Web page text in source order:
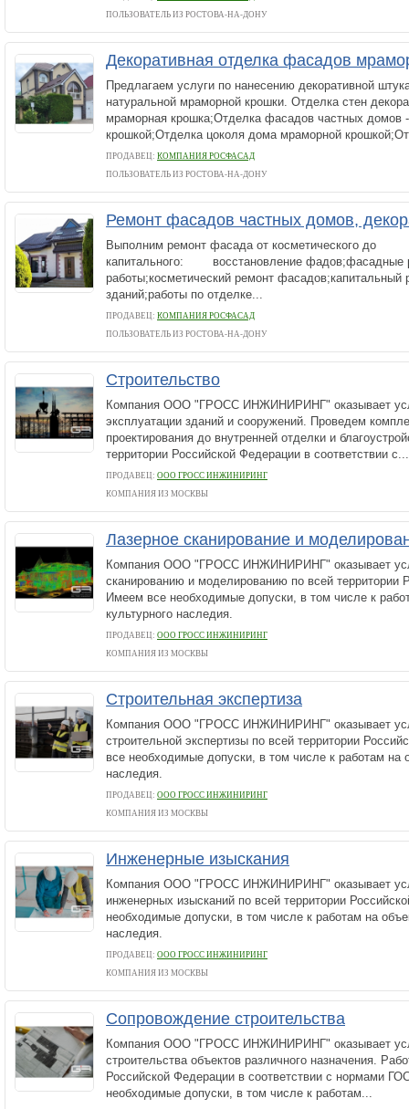
ПОЛЬЗОВАТЕЛЬ ИЗ РОСТОВА-НА-ДОНУ
Декоративная отделка фасадов
Предлагаем услуги по нанесению декоративной
натуральной мраморной крошки. Отделка стен
мраморная крошка;Отделка фасадов частных домов
крошкой;Отделка цоколя дома мраморной
ПРОДАВЕЦ: КОМПАНИЯ РОСФАСАД
ПОЛЬЗОВАТЕЛЬ ИЗ РОСТОВА-НА-ДОНУ
Ремонт фасадов частных домов,
Выполним ремонт фасада от косметического до
капитального: восстановление фадов;фасадные
работы;косметический ремонт фасадов;капитальный
зданий;работы по отделке...
ПРОДАВЕЦ: КОМПАНИЯ РОСФАСАД
ПОЛЬЗОВАТЕЛЬ ИЗ РОСТОВА-НА-ДОНУ
Строительство
Компания ООО "ГРОСС ИНЖИНИРИНГ" оказывает
эксплуатации зданий и сооружений. Проведем
проектирования до внутренней отделки и
территории Российской Федерации в соответствии с...
ПРОДАВЕЦ: ООО ГРОСС ИНЖИНИРИНГ
КОМПАНИЯ ИЗ МОСКВЫ
Лазерное сканирование и
Компания ООО "ГРОСС ИНЖИНИРИНГ" оказывает
сканированию и моделированию по всей территории
Имеем все необходимые допуски, в том числе к
культурного наследия.
ПРОДАВЕЦ: ООО ГРОСС ИНЖИНИРИНГ
КОМПАНИЯ ИЗ МОСКВЫ
Строительная экспертиза
Компания ООО "ГРОСС ИНЖИНИРИНГ" оказывает
строительной экспертизы по всей территории
все необходимые допуски, в том числе к работам на
наследия.
ПРОДАВЕЦ: ООО ГРОСС ИНЖИНИРИНГ
КОМПАНИЯ ИЗ МОСКВЫ
Инженерные изыскания
Компания ООО "ГРОСС ИНЖИНИРИНГ" оказывает
инженерных изысканий по всей территории
необходимые допуски, в том числе к работам на
наследия.
ПРОДАВЕЦ: ООО ГРОСС ИНЖИНИРИНГ
КОМПАНИЯ ИЗ МОСКВЫ
Сопровождение строительства
Компания ООО "ГРОСС ИНЖИНИРИНГ" оказывает
строительства объектов различного назначения.
Российской Федерации в соответствии с нормами
необходимые допуски, в том числе к работам...